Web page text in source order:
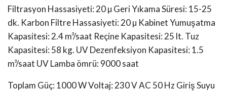
Filtrasyon Hassasiyeti: 20 µ Geri Yıkama Süresi: 15-25
dk. Karbon Filtre Hassasiyeti: 20 µ Kabinet Yumuşatma
Kapasitesi: 2.4 m³/saat Reçine Kapasitesi: 25 lt. Tuz
Kapasitesi: 58 kg. UV Dezenfeksiyon Kapasitesi: 1.5
m³/saat UV Lamba ömrü: 9000 saat
Toplam Güç: 1000 WVoltaj: 230 V AC 50 HzGiriş Suyu